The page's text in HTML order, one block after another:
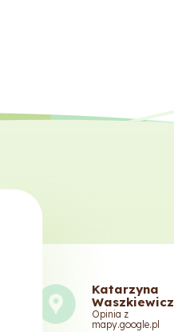
Katarzyna
Waszkiewicz
Opinia z
mapy.google.pl